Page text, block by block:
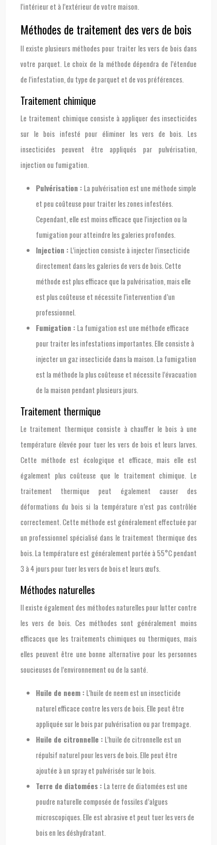
l’intérieur et à l’extérieur de votre maison.
Méthodes de traitement des vers de bois
Il existe plusieurs méthodes pour traiter les vers de bois dans
votre parquet. Le choix de la méthode dépendra de l’étendue
de l’infestation, du type de parquet et de vos préférences.
Traitement chimique
Le traitement chimique consiste à appliquer des insecticides
sur le bois infesté pour éliminer les vers de bois. Les
insecticides peuvent être appliqués par pulvérisation,
injection ou fumigation.
Pulvérisation : La pulvérisation est une méthode simple
et peu coûteuse pour traiter les zones infestées.
Cependant, elle est moins efficace que l’injection ou la
fumigation pour atteindre les galeries profondes.
Injection : L’injection consiste à injecter l’insecticide
directement dans les galeries de vers de bois. Cette
méthode est plus efficace que la pulvérisation, mais elle
est plus coûteuse et nécessite l’intervention d’un
professionnel.
Fumigation : La fumigation est une méthode efficace
pour traiter les infestations importantes. Elle consiste à
injecter un gaz insecticide dans la maison. La fumigation
est la méthode la plus coûteuse et nécessite l’évacuation
de la maison pendant plusieurs jours.
Traitement thermique
Le traitement thermique consiste à chauffer le bois à une
température élevée pour tuer les vers de bois et leurs larves.
Cette méthode est écologique et efficace, mais elle est
également plus coûteuse que le traitement chimique. Le
traitement thermique peut également causer des
déformations du bois si la température n’est pas contrôlée
correctement. Cette méthode est généralement effectuée par
un professionnel spécialisé dans le traitement thermique des
bois. La température est généralement portée à 55°C pendant
3 à 4 jours pour tuer les vers de bois et leurs œufs.
Méthodes naturelles
Il existe également des méthodes naturelles pour lutter contre
les vers de bois. Ces méthodes sont généralement moins
efficaces que les traitements chimiques ou thermiques, mais
elles peuvent être une bonne alternative pour les personnes
soucieuses de l’environnement ou de la santé.
Huile de neem : L’huile de neem est un insecticide
naturel efficace contre les vers de bois. Elle peut être
appliquée sur le bois par pulvérisation ou par trempage.
Huile de citronnelle : L’huile de citronnelle est un
répulsif naturel pour les vers de bois. Elle peut être
ajoutée à un spray et pulvérisée sur le bois.
Terre de diatomées : La terre de diatomées est une
poudre naturelle composée de fossiles d’algues
microscopiques. Elle est abrasive et peut tuer les vers de
bois en les déshydratant.